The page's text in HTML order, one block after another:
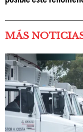
MÁS